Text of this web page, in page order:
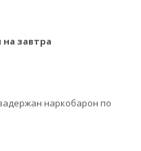
завтра
наркобарон по